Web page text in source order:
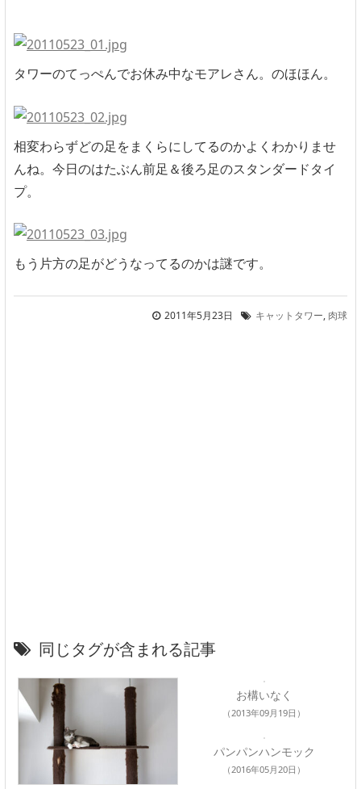
タワーのてっぺんでお休み中なモアレさん。のほほん。
相変わらずどの足をまくらにしてるのかよくわかりませ
んね。今日のはたぶん前足＆後ろ足のスタンダードタイ
プ。
もう片方の足がどうなってるのかは謎です。
2011年5月23日 キャットタワー, 肉球
同じタグが含まれる記事
お構いなく
（2013年09月19日）
パンパンハンモック
（2016年05月20日）